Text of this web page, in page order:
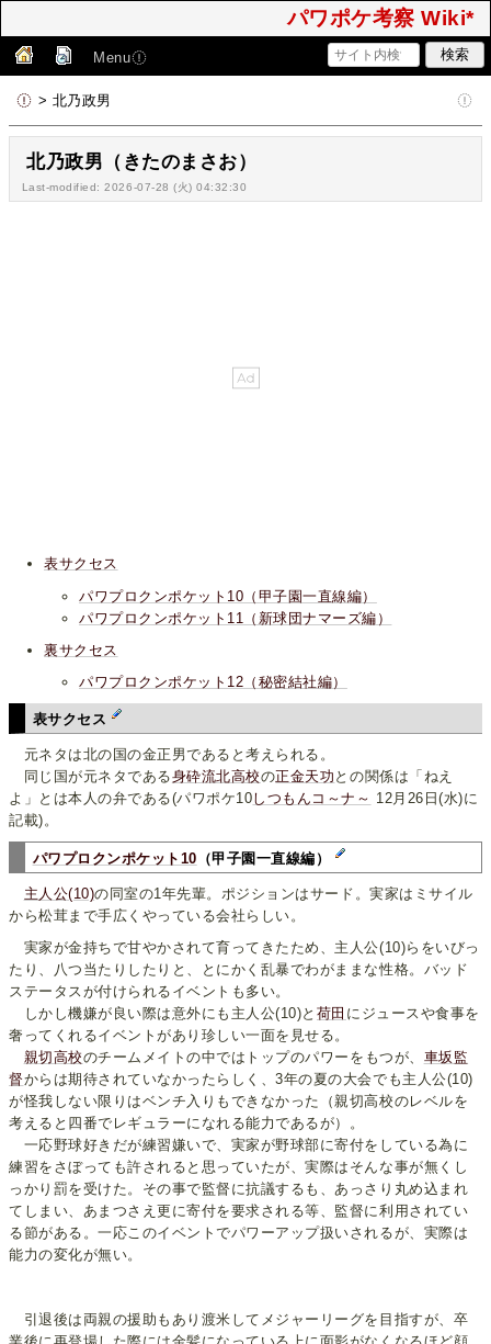
パワポケ考察 Wiki*
Menu
> 北乃政男
北乃政男（きたのまさお）
Last-modified: 2026-07-28 (火) 04:32:30
表サクセス
パワプロクンポケット10（甲子園一直線編）
パワプロクンポケット11（新球団ナマーズ編）
裏サクセス
パワプロクンポケット12（秘密結社編）
表サクセス
元ネタは北の国の金正男であると考えられる。
同じ国が元ネタである身砕流北高校の正金天功 との関係は「ねえ
よ」とは本人の弁である(パワポケ10しつもんコ～ナ～ 12月26日(水)に
記載)。
パワプロクンポケット10 （甲子園一直線編）
主人公(10)の同室の1年先輩。ポジションはサード。実家はミサイル
から松茸まで手広くやっている会社らしい。
実家が金持ちで甘やかされて育ってきたため、主人公(10)らをいびっ
たり、八つ当たりしたりと、とにかく乱暴でわがままな性格。バッド
ステータスが付けられるイベントも多い。
しかし機嫌が良い際は意外にも主人公(10)と 荷田 にジュースや食事を
奢ってくれるイベントがあり珍しい一面を見せる。
親切高校のチームメイトの中ではトップのパワーをもつが、 車坂監
督からは期待されていなかったらしく、3年の夏の大会でも主人公(10)
が怪我しない限りはベンチ入りもできなかった（親切高校のレベルを
考えると四番でレギュラーになれる能力であるが）。
一応野球好きだが練習嫌いで、実家が野球部に寄付をしている為に
練習をさぼっても許されると思っていたが、実際はそんな事が無くし
っかり罰を受けた。その事で監督に抗議するも、あっさり丸め込まれ
てしまい、あまつさえ更に寄付を要求される等、監督に利用されてい
る節がある。一応このイベントでパワーアップ扱いされるが、実際は
能力の変化が無い。
引退後は両親の援助もあり渡米してメジャーリーグを目指すが、卒